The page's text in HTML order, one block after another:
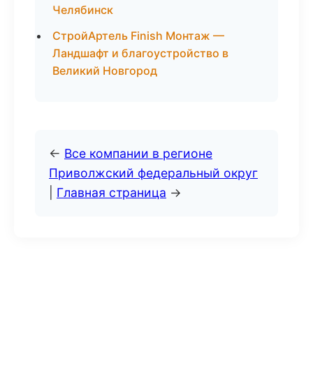
Челябинск
СтройАртель Finish Монтаж —
Ландшафт и благоустройство в
Великий Новгород
← Все компании в регионе
Приволжский федеральный округ
Главная страница →